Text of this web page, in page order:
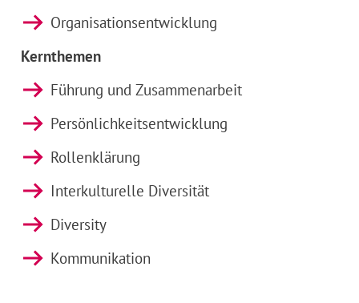
Organisationsentwicklung
Kernthemen
Führung und Zusammenarbeit
Persönlichkeitsentwicklung
Rollenklärung
Interkulturelle Diversität
Diversity
Kommunikation